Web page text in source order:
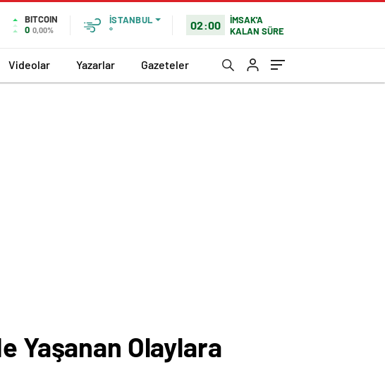
BITCOIN
0 0,00%
İSTANBUL
°
02:00
İMSAK'A
KALAN SÜRE
Videolar Yazarlar Gazeteler
Yaşanan Olaylara